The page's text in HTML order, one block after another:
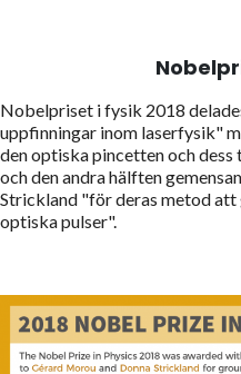
Nobelpriset i fysik 2018
uppfinningar inom laserfysik"
den optiska pincetten och
och den andra hälften
Strickland "för deras metod
optiska pulser".